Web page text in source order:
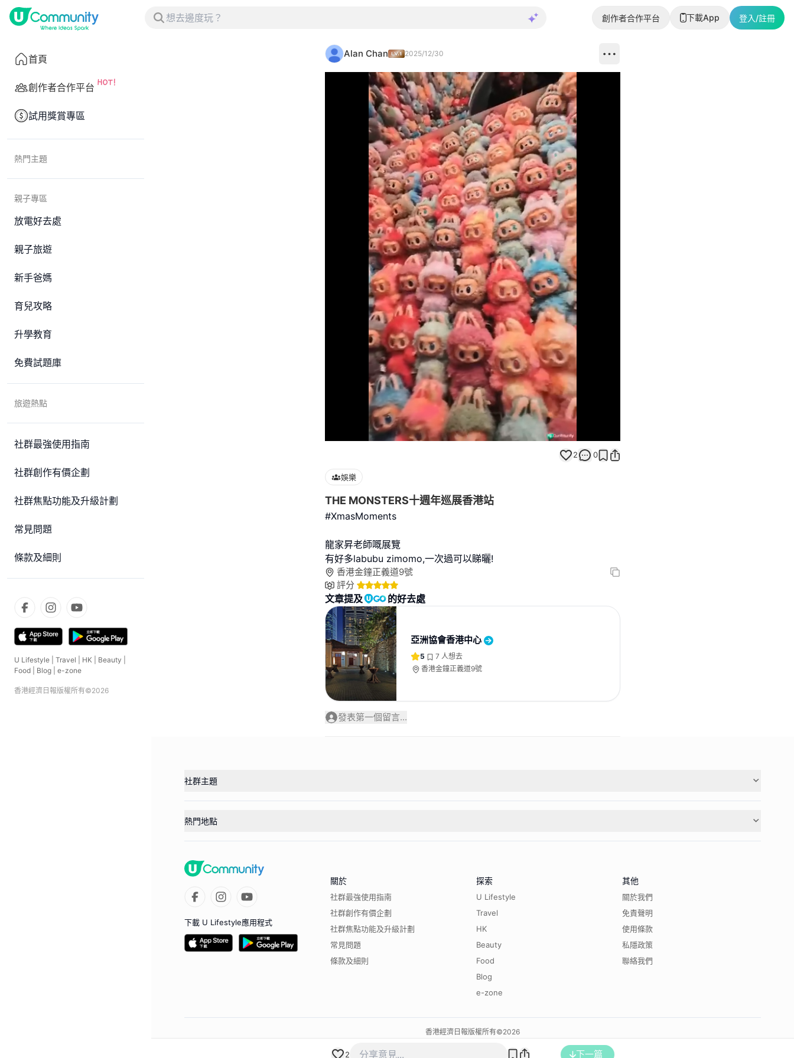
創作者合作平台 下載App 登入/註冊
首頁
創作者合作平台
試用獎賞專區
熱門主題
親子專區
放電好去處
親子旅遊
新手爸媽
育兒攻略
升學教育
免費試題庫
旅遊熱點
社群最強使用指南
社群創作有價企劃
社群焦點功能及升級計劃
常見問題
條款及細則
U Lifestyle Travel HK Beauty
Food
Blog e-zone
香港經濟日報版權所有©2026
Alan Chan 2025/12/30
Loaded:
100.00%
2 0
娛樂
THE MONSTERS十週年巡展香港站
#XmasMoments
龍家昇老師嘅展覽
有好多labubu zimomo,一次過可以睇曬!
香港金鐘正義道9號
評分
文章提及 的好去處
亞洲協會香港中心
5 7 人想去
香港金鐘正義道9號
發表第一個留言...
2 下一篇
社群主題
熱門地點
下載 U Lifestyle應用程式
關於
社群最強使用指南
社群創作有價企劃
社群焦點功能及升級計劃
常見問題
條款及細則
探索
U Lifestyle
Travel
HK
Beauty
Food
Blog
e-zone
其他
關於我們
免責聲明
使用條款
私隱政策
聯絡我們
香港經濟日報版權所有©2026